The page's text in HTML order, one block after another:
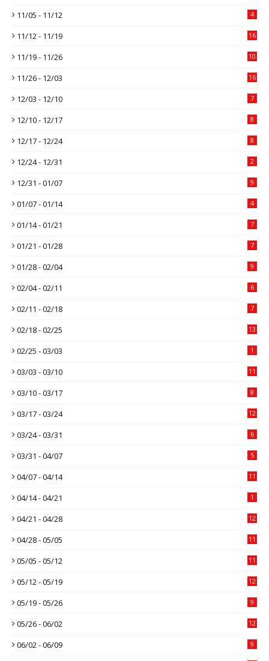
11/05 - 11/12 4
11/12 - 11/19 16
11/19 - 11/26 10
11/26 - 12/03 16
12/03 - 12/10 7
12/10 - 12/17 8
12/17 - 12/24 8
12/24 - 12/31 2
12/31 - 01/07 9
01/07 - 01/14 4
01/14 - 01/21 7
01/21 - 01/28 7
01/28 - 02/04 9
02/04 - 02/11 6
02/11 - 02/18 7
02/18 - 02/25 13
02/25 - 03/03 1
03/03 - 03/10 11
03/10 - 03/17 8
03/17 - 03/24 12
03/24 - 03/31 6
03/31 - 04/07 5
04/07 - 04/14 11
04/14 - 04/21 1
04/21 - 04/28 12
04/28 - 05/05 11
05/05 - 05/12 11
05/12 - 05/19 12
05/19 - 05/26 9
05/26 - 06/02 12
06/02 - 06/09 9